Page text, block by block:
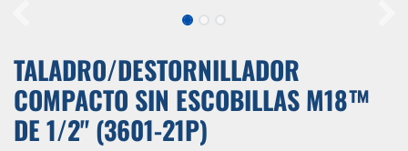
TALADRO/DESTORNILLADOR
COMPACTO SIN ESCOBILLAS M18™
DE 1/2" (3601-21P)